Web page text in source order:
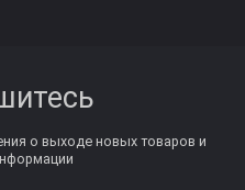
о выходе новых товаров и